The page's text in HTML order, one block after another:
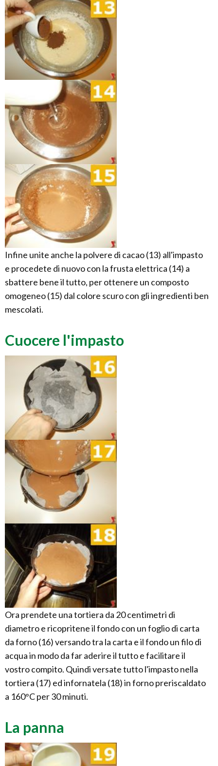
Infine unite anche la polvere di cacao (13) all'impasto
e procedete di nuovo con la frusta elettrica (14) a
sbattere bene il tutto, per ottenere un composto
omogeneo (15) dal colore scuro con gli ingredienti ben
mescolati.
Cuocere l'impasto
Ora prendete una tortiera da 20 centimetri di
diametro e ricopritene il fondo con un foglio di carta
da forno (16) versando tra la carta e il fondo un filo di
acqua in modo da far aderire il tutto e facilitare il
vostro compito. Quindi versate tutto l'impasto nella
tortiera (17) ed infornatela (18) in forno preriscaldato
a 160°C per 30 minuti.
La panna